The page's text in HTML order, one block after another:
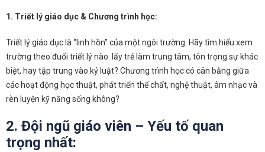
1. Triết lý giáo dục & Chương trình học:
Triết lý giáo dục là “linh hồn” của một ngôi trường. Hãy tìm hiểu xem
trường theo đuổi triết lý nào: lấy trẻ làm trung tâm, tôn trọng sự khác
biệt, hay tập trung vào kỷ luật? Chương trình học có cân bằng giữa
các hoạt động học thuật, phát triển thể chất, nghệ thuật, âm nhạc và
rèn luyện kỹ năng sống không?
2. Đội ngũ giáo viên – Yếu tố quan
trọng nhất: